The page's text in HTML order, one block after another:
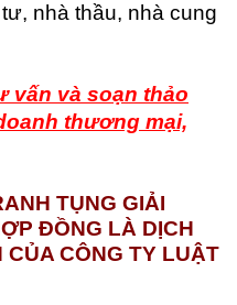
nhà thầu, nhà cung
vấn và soạn thảo
thương mại,
TỤNG GIẢI
ĐỒNG LÀ DỊCH
CỦA CÔNG TY LUẬT